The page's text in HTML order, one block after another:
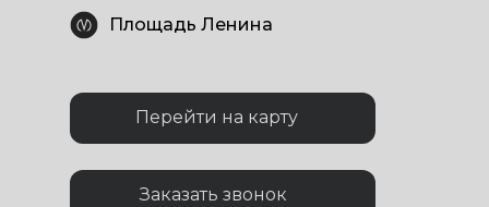
Площадь Ленина
Заказать звонок
Перейти на карту